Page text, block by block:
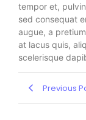
tempor et,
sed consequat
augue, a
at lacus quis,
scelerisque
Previous